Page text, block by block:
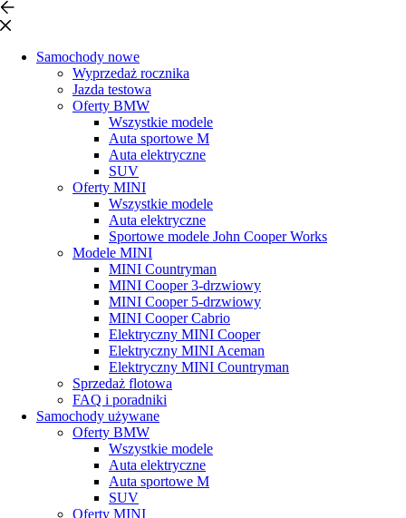
Samochody nowe
Wyprzedaż rocznika
Jazda testowa
Oferty BMW
Wszystkie modele
Auta sportowe M
Auta elektryczne
SUV
Oferty MINI
Wszystkie modele
Auta elektryczne
Sportowe modele John Cooper Works
Modele MINI
MINI Countryman
MINI Cooper 3-drzwiowy
MINI Cooper 5-drzwiowy
MINI Cooper Cabrio
Elektryczny MINI Cooper
Elektryczny MINI Aceman
Elektryczny MINI Countryman
Sprzedaż flotowa
FAQ i poradniki
Samochody używane
Oferty BMW
Wszystkie modele
Auta elektryczne
Auta sportowe M
SUV
Oferty MINI